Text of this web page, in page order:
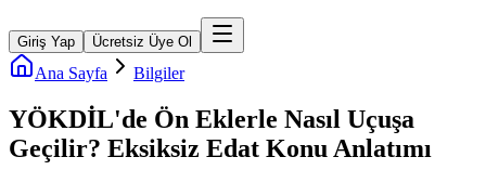
Giriş Yap Ücretsiz Üye Ol
Ana Sayfa Bilgiler
YÖKDİL'de Ön Eklerle Nasıl Uçuşa
Geçilir? Eksiksiz Edat Konu Anlatımı